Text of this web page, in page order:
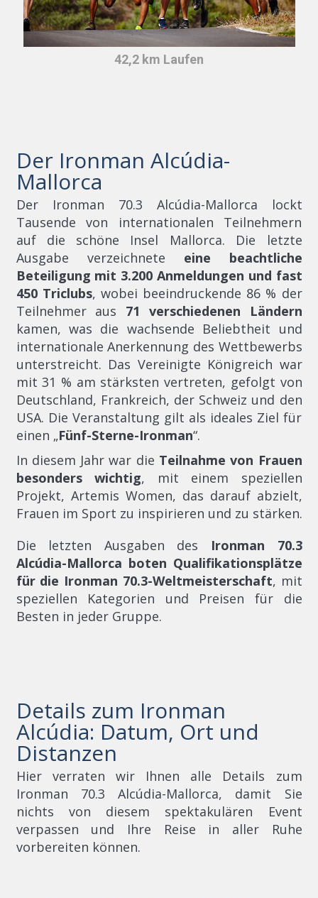
42,2 km Laufen
Der Ironman Alcúdia-
Mallorca
Der Ironman 70.3 Alcúdia-Mallorca lockt
Tausende von internationalen Teilnehmern
auf die schöne Insel Mallorca. Die letzte
Ausgabe verzeichnete eine beachtliche
Beteiligung mit 3.200 Anmeldungen und fast
450 Triclubs, wobei beeindruckende 86 % der
Teilnehmer aus 71 verschiedenen Ländern
kamen, was die wachsende Beliebtheit und
internationale Anerkennung des Wettbewerbs
unterstreicht. Das Vereinigte Königreich war
mit 31 % am stärksten vertreten, gefolgt von
Deutschland, Frankreich, der Schweiz und den
USA. Die Veranstaltung gilt als ideales Ziel für
einen „Fünf-Sterne-Ironman“.
In diesem Jahr war die Teilnahme von Frauen
besonders wichtig, mit einem speziellen
Projekt, Artemis Women, das darauf abzielt,
Frauen im Sport zu inspirieren und zu stärken.
Die letzten Ausgaben des Ironman 70.3
Alcúdia-Mallorca boten Qualifikationsplätze
für die Ironman 70.3-Weltmeisterschaft, mit
speziellen Kategorien und Preisen für die
Besten in jeder Gruppe.
Details zum Ironman
Alcúdia: Datum, Ort und
Distanzen
Hier verraten wir Ihnen alle Details zum
Ironman 70.3 Alcúdia-Mallorca, damit Sie
nichts von diesem spektakulären Event
verpassen und Ihre Reise in aller Ruhe
vorbereiten können.